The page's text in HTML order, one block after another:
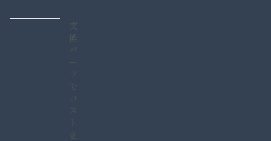
交
換
パ
ー
ツ
で
コ
ス
ト
を